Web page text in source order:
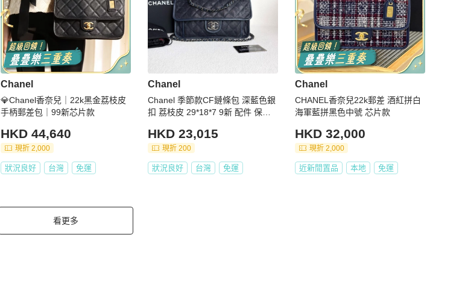
Chanel
💎Chanel香奈兒｜22k黑金荔枝皮
手柄郵差包｜99新芯片款
HKD 44,640
現折 2,000
狀況良好 台灣 免運
Chanel
Chanel 季節款CF鏈條包 深藍色銀
扣 荔枝皮 29*18*7 9新 配件 保卡
HKD 23,015
現折 200
狀況良好 台灣 免運
Chanel
CHANEL香奈兒22k郵差 酒紅拼白
海軍藍拼黑色中號 芯片款
HKD 32,000
現折 2,000
近新閒置品 本地 免運
看更多